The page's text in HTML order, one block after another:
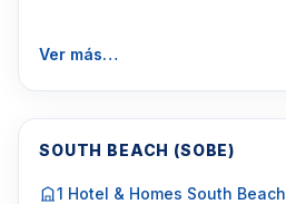
Ver más…
SOUTH BEACH (SOBE)
1 Hotel & Homes South Beach